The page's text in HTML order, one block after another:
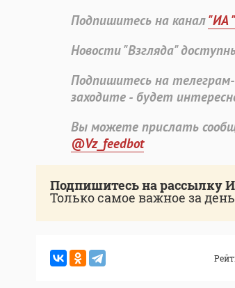
Подпишитесь на канал"ИА
Новости "Взгляда"
Подпишитесь на
заходите - будет
Вы можете прислать
@Vz_feedbot
Подпишитесь на рассылку
Только самое важное за день